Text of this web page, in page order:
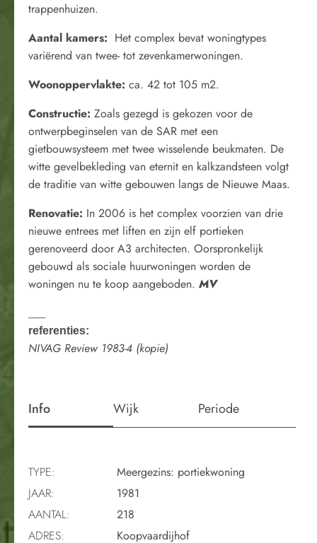
trappenhuizen.
Aantal kamers: Het complex bevat woningtypes
variërend van twee- tot zevenkamerwoningen.
Woonoppervlakte: ca. 42 tot 105 m2.
Constructie: Zoals gezegd is gekozen voor de
ontwerpbeginselen van de SAR met een
gietbouwsysteem met twee wisselende beukmaten. De
witte gevelbekleding van eternit en kalkzandsteen volgt
de traditie van witte gebouwen langs de Nieuwe Maas.
Renovatie: In 2006 is het complex voorzien van drie
nieuwe entrees met liften en zijn elf portieken
gerenoveerd door A3 architecten. Oorspronkelijk
gebouwd als sociale huurwoningen worden de
woningen nu te koop aangeboden. MV
referenties:
NIVAG Review 1983-4 (kopie)
Info Wijk Periode
TYPE:
Meergezins: portiekwoning
JAAR:
1981
AANTAL:
218
ADRES:
Koopvaardijhof